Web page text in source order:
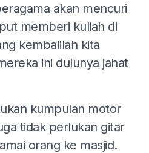
akan mencuri
memberi kuliah di
kembalilah kita
ini dulunya jahat
kumpulan motor
tidak perlukan gitar
orang ke masjid.